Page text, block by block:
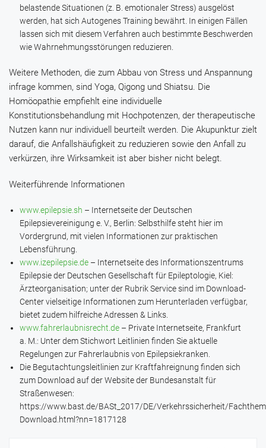
belastende Situationen (z. B. emotionaler Stress) ausgelöst
werden, hat sich Autogenes Training bewährt. In einigen Fällen
lassen sich mit diesem Verfahren auch bestimmte Beschwerden
wie Wahrnehmungsstörungen reduzieren.
Weitere Methoden, die zum Abbau von Stress und Anspannung
infrage kommen, sind Yoga, Qigong und Shiatsu. Die
Homöopathie empfiehlt eine individuelle
Konstitutionsbehandlung mit Hochpotenzen, der therapeutische
Nutzen kann nur individuell beurteilt werden. Die Akupunktur zielt
darauf, die Anfallshäufigkeit zu reduzieren sowie den Anfall zu
verkürzen, ihre Wirksamkeit ist aber bisher nicht belegt.
Weiterführende Informationen
www.epilepsie.sh – Internetseite der Deutschen
Epilepsievereinigung e. V., Berlin: Selbsthilfe steht hier im
Vordergrund, mit vielen Informationen zur praktischen
Lebensführung.
www.izepilepsie.de– Internetseite des Informationszentrums
Epilepsie der Deutschen Gesellschaft für Epileptologie, Kiel:
Ärzteorganisation; unter der Rubrik Service sind im Download-
Center vielseitige Informationen zum Herunterladen verfügbar,
bietet zudem hilfreiche Adressen & Links.
www.fahrerlaubnisrecht.de– Private Internetseite, Frankfurt
a. M.: Unter dem Stichwort Leitlinien finden Sie aktuelle
Regelungen zur Fahrerlaubnis von Epilepsiekranken.
Die Begutachtungsleitlinien zur Kraftfahreignung finden sich
zum Download auf der Website der Bundesanstalt für
Straßenwesen:
https://www.bast.de/BASt_2017/DE/Verkehrssicherheit/
Download.html?nn=1817128